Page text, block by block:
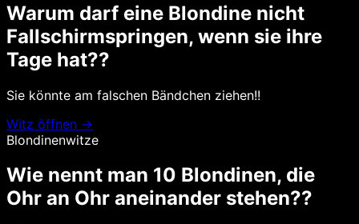
Warum darf eine Blondine nicht
Fallschirmspringen, wenn sie ihre
Tage hat??
Sie könnte am falschen Bändchen ziehen!!
Witz öffnen →
Blondinenwitze
Wie nennt man 10 Blondinen, die
Ohr an Ohr aneinander stehen??